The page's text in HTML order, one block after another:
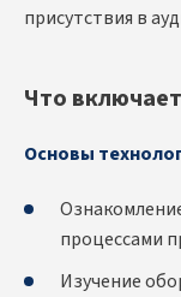
присутствия в
Что
Основы
процессами
Изучение